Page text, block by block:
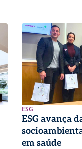
ESG
ESG avança
em saúde